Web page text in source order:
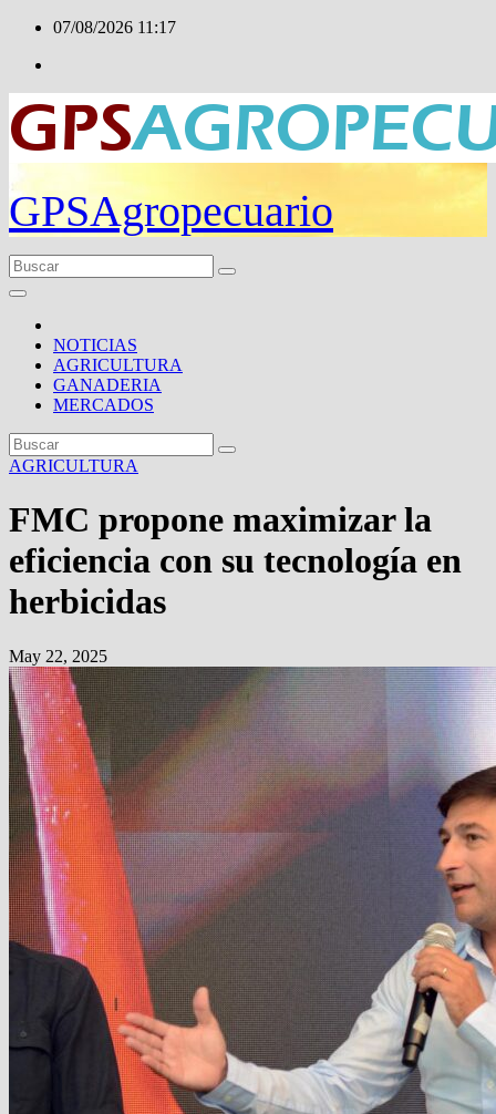
contenido
07/08/2026 11:17
GPSAgropecuario
NOTICIAS
AGRICULTURA
GANADERIA
MERCADOS
AGRICULTURA
FMC propone maximizar la
eficiencia con su tecnología en
herbicidas
May 22, 2025